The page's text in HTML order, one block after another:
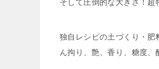
そして圧倒的な大きさ！超
独自レシピの土づくり・肥
ん拘り、艶、香り、糖度、